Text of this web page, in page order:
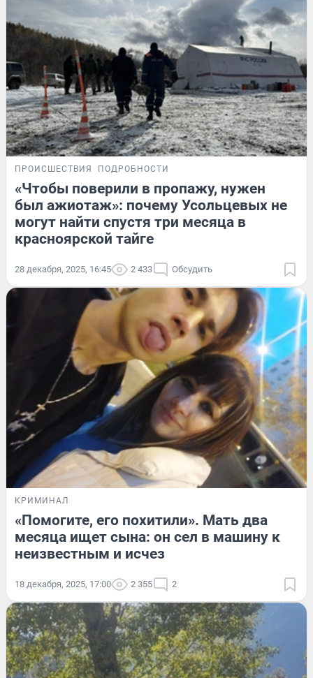
ПРОИСШЕСТВИЯ ПОДРОБНОСТИ
«Чтобы поверили в пропажу, нужен
был ажиотаж»: почему Усольцевых не
могут найти спустя три месяца в
красноярской тайге
28 декабря, 2025, 16:45 2 433 Обсудить
КРИМИНАЛ
«Помогите, его похитили». Мать два
месяца ищет сына: он сел в машину к
неизвестным и исчез
18 декабря, 2025, 17:00 2 355 2